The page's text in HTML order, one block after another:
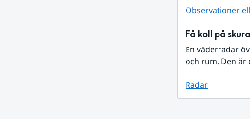
Observationer
Få koll på
En väderradar
och rum. Den är
Radar